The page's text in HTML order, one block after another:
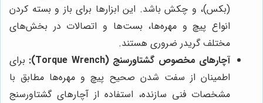
(بکس)، و چکش باشد. این ابزارها برای باز و بسته کردن
انواع پیچ و مهره‌ها، بست‌ها و اتصالات در بخش‌های
مختلف گریدر ضروری هستند.
آچارهای مخصوص گشتاورسنج (Torque Wrench):
برای
اطمینان از سفت شدن صحیح پیچ و مهره‌ها مطابق با
مشخصات فنی سازنده، استفاده از آچارهای گشتاورسنج